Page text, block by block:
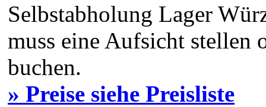
Selbstabholung Lager
muss eine Aufsicht stellen
buchen.
» Preise siehe Preisliste